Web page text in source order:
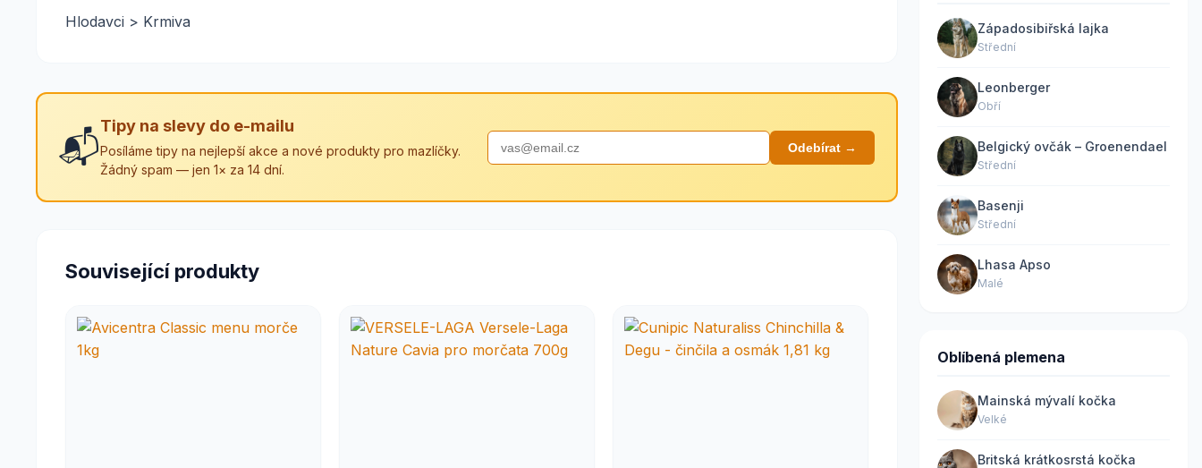
Hlodavci > Krmiva
📬
Tipy na slevy do e-mailu
Posíláme tipy na nejlepší akce a nové produkty pro mazlíčky.
Žádný spam — jen 1× za 14 dní.
Odebírat →
Související produkty
Západosibiřská lajka
Střední
Leonberger
Obří
Belgický ovčák – Groenendael
Střední
Basenji
Střední
Lhasa Apso
Malé
Oblíbená plemena
Mainská mývalí kočka
Velké
Britská krátkosrstá kočka